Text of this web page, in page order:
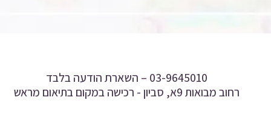
03-9645010 –
השארת הודעה בלבד
רחוב מבואות 9א, סביון - רכישה במקום בתיאום מראש